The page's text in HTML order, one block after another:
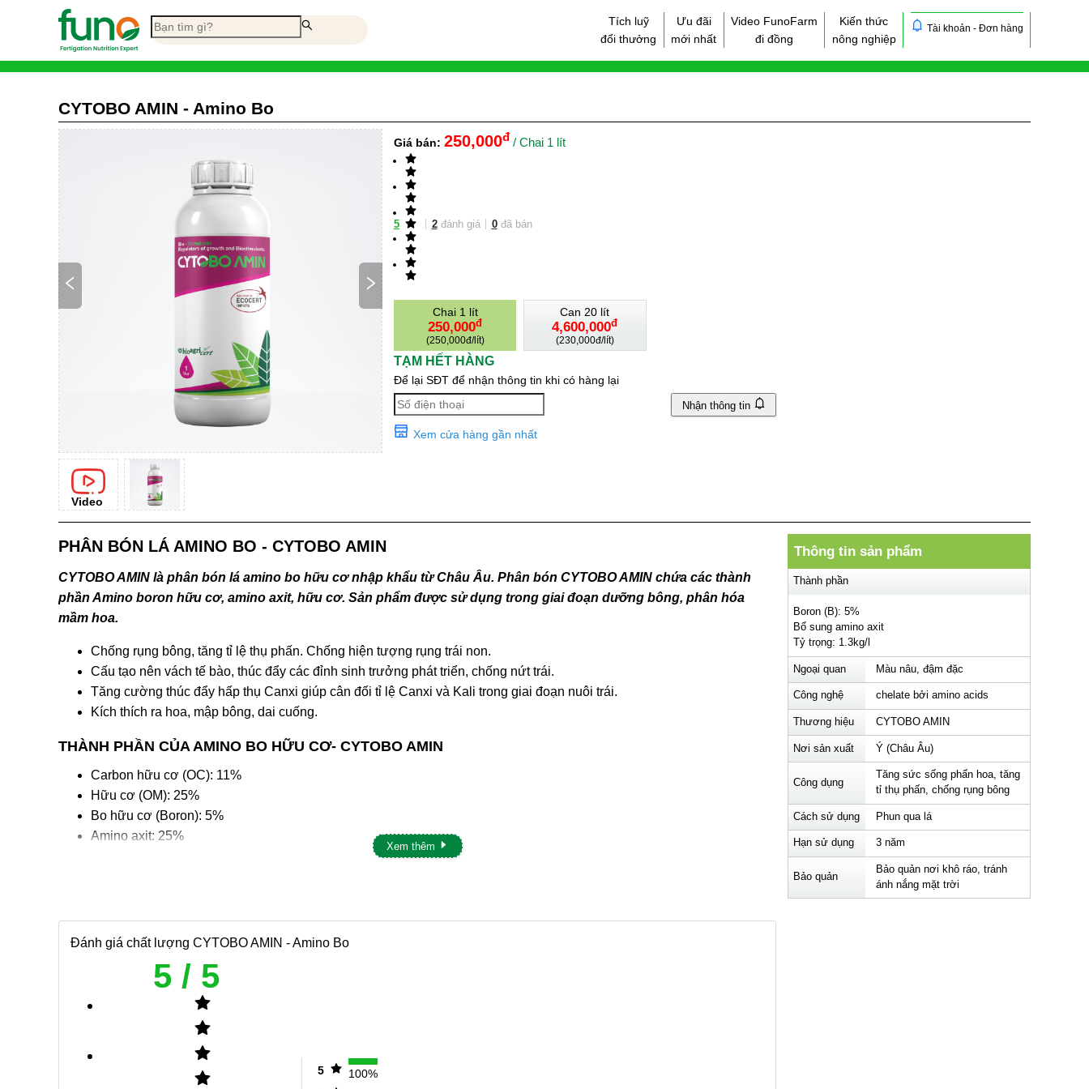
Tích luỹ
đổi thưởng
Ưu đãi
mới nhất
Video FunoFarm
đi đồng
Kiến thức
nông nghiệp
Tài khoản - Đơn hàng
CYTOBO AMIN - Amino Bo
Video
Giá bán: 250,000đ/ Chai 1 lít
5 2đánh giá 0đã bán
Chai 1 lít
250,000đ
(250,000đ/lít)
Can 20 lít
4,600,000đ
(230,000đ/lít)
TẠM HẾT HÀNG
Để lại SĐT để nhận thông tin khi có hàng lại
Nhận thông tin
Xem cửa hàng gần nhất
PHÂN BÓN LÁ AMINO BO - CYTOBO AMIN
CYTOBO AMIN là phân bón lá amino bo hữu cơ nhập khẩu từ Châu Âu. Phân bón CYTOBO AMIN chứa các thành
phần Amino boron hữu cơ, amino axit, hữu cơ. Sản phẩm được sử dụng trong giai đoạn dưỡng bông, phân hóa
mầm hoa.
Chống rụng bông, tăng tỉ lệ thụ phấn. Chống hiện tượng rụng trái non.
Cấu tạo nên vách tế bào, thúc đẩy các đỉnh sinh trưởng phát triển, chống nứt trái.
Tăng cường thúc đẩy hấp thụ Canxi giúp cân đối tỉ lệ Canxi và Kali trong giai đoạn nuôi trái.
Kích thích ra hoa, mập bông, dai cuống.
THÀNH PHẦN CỦA AMINO BO HỮU CƠ- CYTOBO AMIN
Carbon hữu cơ (OC): 11%
Hữu cơ (OM): 25%
Bo hữu cơ (Boron): 5%
Amino axit: 25%
Boron chứa trong phân Amino Bo hữu cơ CYTOBO AMINlà vi lượng quan trọng thứ 2 trong việc hình thành vách tế
bào, chỉ sau canxi. Đồng thời Boron là vi lượng thiết yếu hình thành đỉnh sinh trưởng. Do đó cần bổ sung Boron trong
giai đoạn ra đọt, ra rễ.
Boron tồn tại hầu hết trong các cấu trúc sinh sản của cây trồng. Do đó, Boron có vài trò quan trọng trong sinh sản ra hoa,
đậu trái.
Boron tăng sức sống hạt phấn, tăng tỉ lệ đậu trái, chống rụng trái non, chống móp méo trái, chống nứt trái non.
Boron tác động đến quá trình tổng hợp lipid, protein, hàm lượng đường và vitamin trong các loại quả, củ. Tăng hàm
lượng đường (ngọt trái, mọng nước), tăng hàm lượng vitamins.
Xem thêm
Thông tin sản phẩm
Thành phần
Boron (B): 5%
Bổ sung amino axit
Tỷ trọng: 1.3kg/l
Ngoại quan Màu nâu, đậm đặc
Công nghệ chelate bởi amino acids
Thương hiệu CYTOBO AMIN
Nơi sản xuất Ý (Châu Âu)
Công dụng
Tăng sức sống phấn hoa, tăng
tỉ thụ phấn, chống rụng bông
Cách sử dụng Phun qua lá
Hạn sử dụng 3 năm
Bảo quản
Bảo quản nơi khô ráo, tránh
ánh nắng mặt trời
Đánh giá chất lượng CYTOBO AMIN - Amino Bo
5/ 5
5
100%